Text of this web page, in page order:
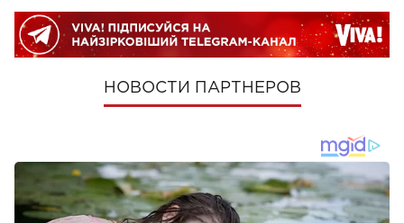
НОВОСТИ ПАРТНЕРОВ